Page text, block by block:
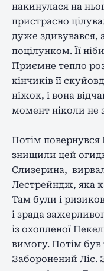
накинулася на
пристрасно
дуже здивувався,
поцілунком. Її
Приємне тепло
кінчиків її
ніжок, і вона
момент ніколи не
Потім повернувся
знищили цей
Слизерина,
Лестрейндж, яка
Там були і
і зрада
із охопленої
вимогу. Потім
Заборонений Ліс.